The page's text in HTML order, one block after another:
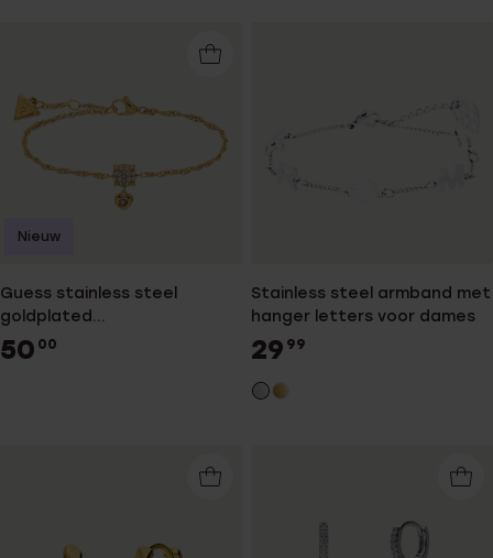
Guess stainless steel
goldplated
fantasiearmband met kristal
voor dames
50 00
Nieuw
Stainless steel armband met
hanger letters voor dames
29 99